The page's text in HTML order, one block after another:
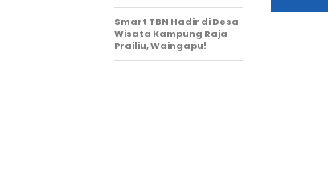
Smart TBN Hadir di Desa
Wisata Kampung Raja
Prailiu, Waingapu!